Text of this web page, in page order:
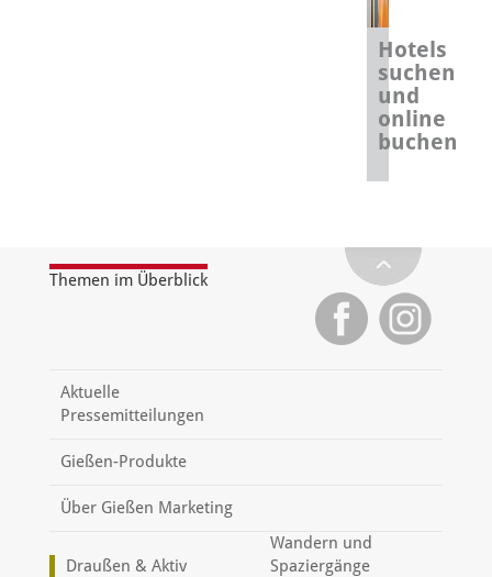
Hotels
suchen
und
online
buchen
Themen im Überblick
Aktuelle
Pressemitteilungen
Gießen-Produkte
Über Gießen Marketing
Draußen & Aktiv
Wandern und
Spaziergänge